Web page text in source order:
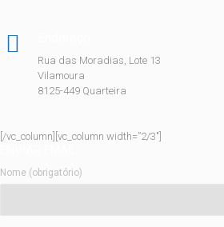
Rua das Moradias, Lote 13
Vilamoura
8125-449 Quarteira
[/vc_column][vc_column width=”2/3″]
Nome (obrigatório)